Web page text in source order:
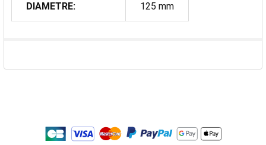
DIAMETRE: 125 mm